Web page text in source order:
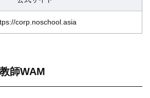
corp.noschool.asia
師WAM